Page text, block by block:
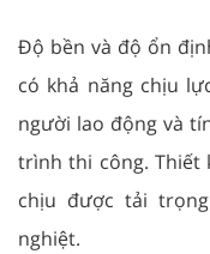
Độ bền và độ ổn
có khả năng chịu
người lao động và
trình thi công. Thiết
chịu được tải
nghiệt.